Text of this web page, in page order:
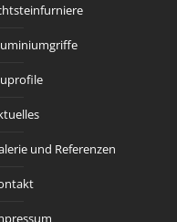
und Referenzen